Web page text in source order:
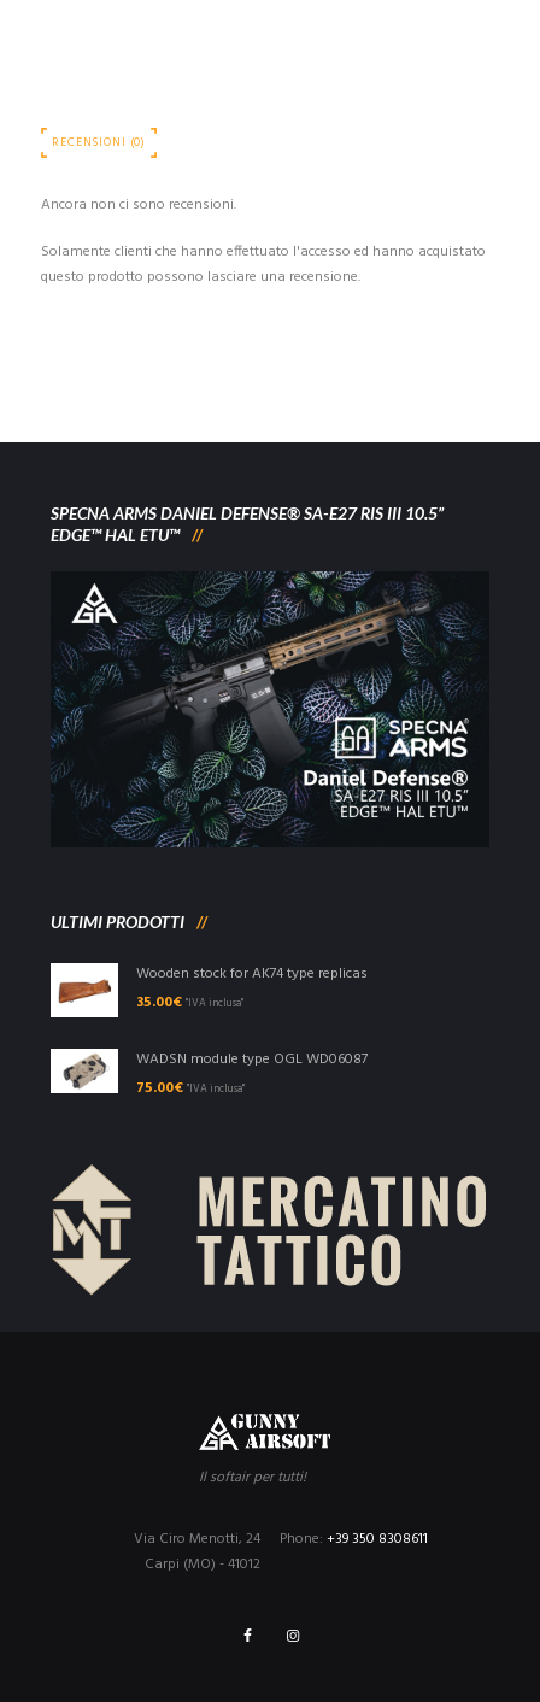
RECENSIONI (0)
Ancora non ci sono recensioni.
Solamente clienti che hanno effettuato l'accesso ed hanno acquistato
questo prodotto possono lasciare una recensione.
SPECNA ARMS DANIEL DEFENSE® SA-E27 RIS III 10.5”
EDGE™ HAL ETU™
ULTIMI PRODOTTI
Wooden stock for AK74 type replicas
35.00€ "IVA inclusa"
WADSN module type OGL WD06087
75.00€ "IVA inclusa"
Il softair per tutti!
Phone: +39 350 8308611
Via Ciro Menotti, 24
Carpi (MO) - 41012